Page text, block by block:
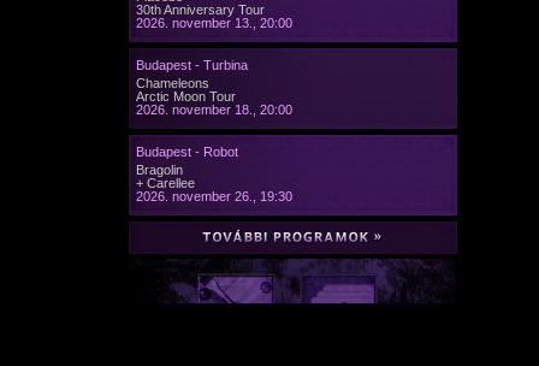
30th Anniversary Tour
2026. november 13., 20:00
Budapest - Turbina
Chameleons
Arctic Moon Tour
2026. november 18., 20:00
Budapest - Robot
Bragolin
+ Carellee
2026. november 26., 19:30